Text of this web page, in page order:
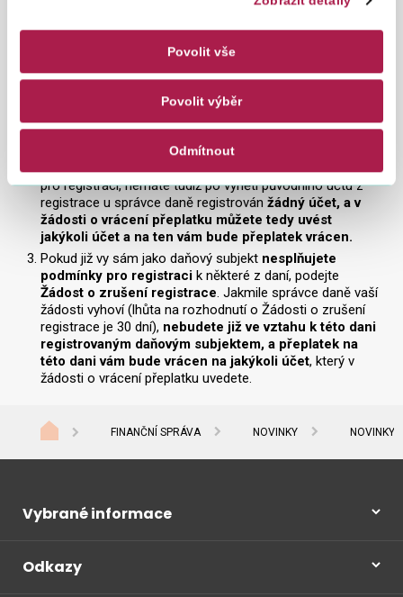
Povolit vše
Povolit výběr
Odmítnout
podnikatelské činnosti, resp. nepoužíváte jej pro
ekonomickou činnost), oznamte tuto skutečnost správci
údajů a tento účetvyjměte z registrace. Přitom můžete
registraci nového účtu
žádosti o vrácení přeplatku pak uvedete tento nově
zaregistrovaný účet, případně jiný z registrovaných
účtů.Pokudnemátejiný účet, který by splňoval podmínky
pro registraci, nemáte tudíž po vynětí původního účtu z
registrace u správce daně registrován žádný účet, a v
žádosti o vrácení přeplatku můžete tedy uvést
jakýkoli účet a na ten vám bude přeplatek vrácen.
Pokud již vy sám jako daňový subjekt nesplňujete
podmínky pro registraci k některé z daní, podejte
Žádost o zrušení registrace. Jakmile správce daně vaší
žádosti vyhoví (lhůta na rozhodnutí o Žádosti o zrušení
registrace je 30 dní), nebudete již ve vztahu k této dani
registrovaným daňovým subjektem, a přeplatek na
této dani vám bude vrácen na jakýkoli účet, který v
žádosti o vrácení přeplatku uvedete.
FINANČNÍ SPRÁVA NOVINKY NOVINKY
Vybrané informace
Odkazy